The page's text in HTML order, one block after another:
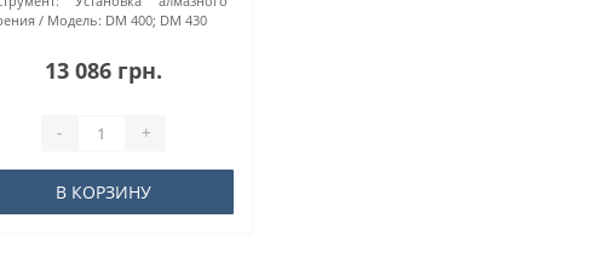
Модель: DM 400; DM 430
13 086 грн.
- +
В КОРЗИНУ